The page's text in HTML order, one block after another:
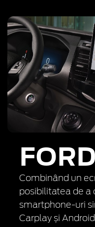
Combinând un
posibilitatea de a
smartphone-uri
Carplay și